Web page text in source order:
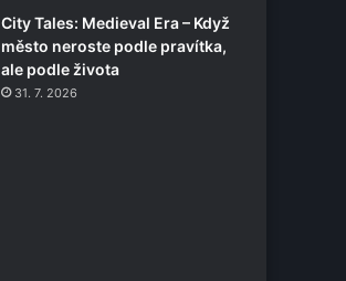
City Tales: Medieval Era – Když
město neroste podle pravítka,
ale podle života
31. 7. 2026